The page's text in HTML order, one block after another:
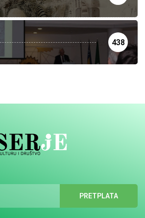
438